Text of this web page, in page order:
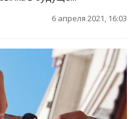
6 апреля 2021, 16:03